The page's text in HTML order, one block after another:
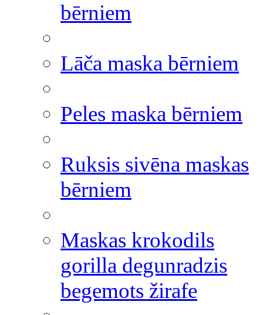
bērniem
Lāča maska bērniem
Peles maska bērniem
Ruksis sivēna maskas
bērniem
Maskas krokodils
gorilla degunradzis
begemots žirafe